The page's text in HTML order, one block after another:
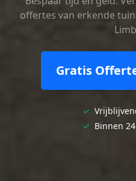
offertes van erkende
Gratis
✓
✓ Binnen